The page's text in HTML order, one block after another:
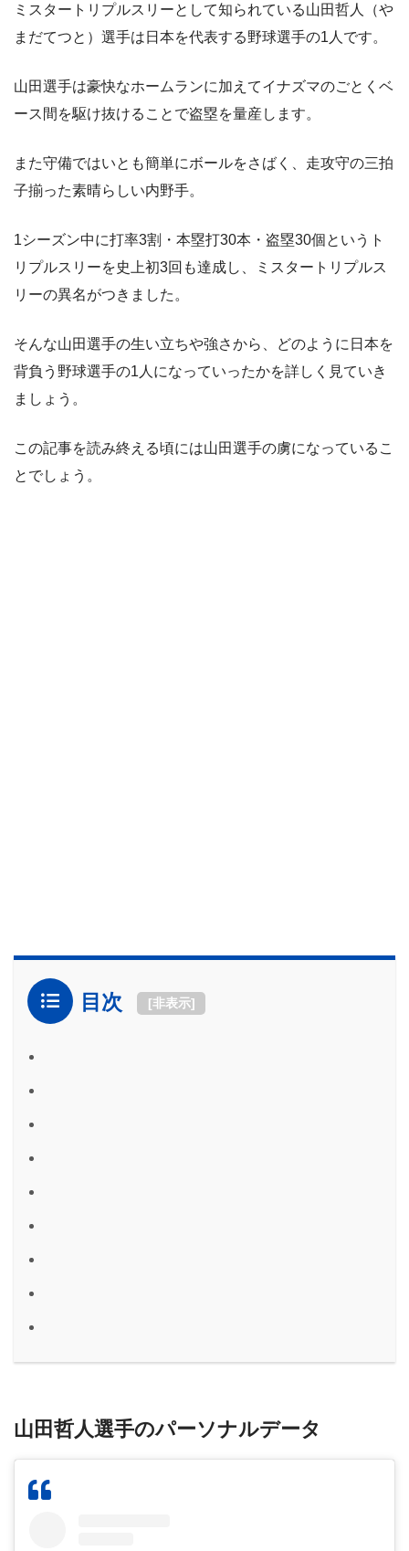
ミスタートリプルスリーとして知られている山田哲人（や
まだてつと）選手は日本を代表する野球選手の1人です。
山田選手は豪快なホームランに加えてイナズマのごとくベ
ース間を駆け抜けることで盗塁を量産します。
また守備ではいとも簡単にボールをさばく、走攻守の三拍
子揃った素晴らしい内野手。
1シーズン中に打率3割・本塁打30本・盗塁30個というト
リプルスリーを史上初3回も達成し、ミスタートリプルス
リーの異名がつきました。
そんな山田選手の生い立ちや強さから、どのように日本を
背負う野球選手の1人になっていったかを詳しく見ていき
ましょう。
この記事を読み終える頃には山田選手の虜になっているこ
とでしょう。
目次 [非表示]
山田哲人選手のパーソナルデータ